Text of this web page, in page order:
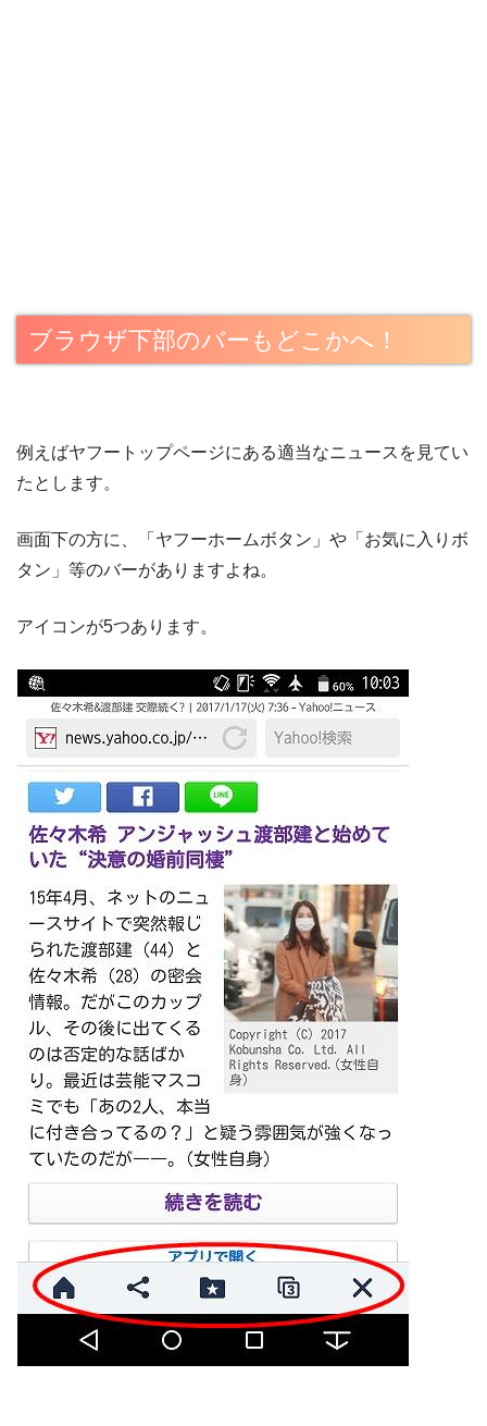
ブラウザ下部のバーもどこかへ！
例えばヤフートップページにある適当なニュースを見てい
たとします。
画面下の方に、「ヤフーホームボタン」や「お気に入りボ
タン」等のバーがありますよね。
アイコンが5つあります。